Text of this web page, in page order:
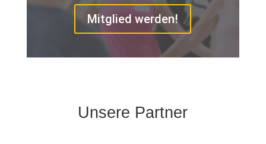
Mitglied werden!
Unsere Partner